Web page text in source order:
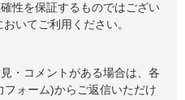
性を保証するものではござい
いてご利用ください。
・コメントがある場合は、各
ォーム)からご返信いただけ